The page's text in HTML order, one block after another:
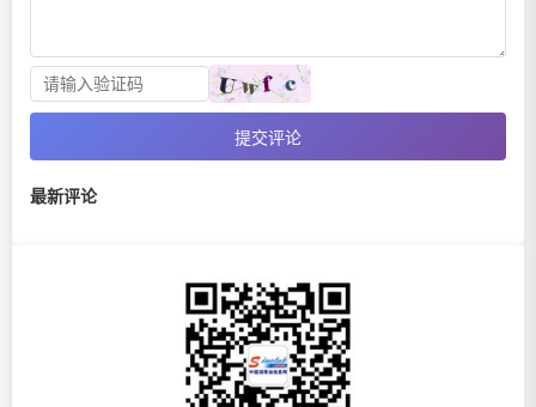
提交评论
最新评论